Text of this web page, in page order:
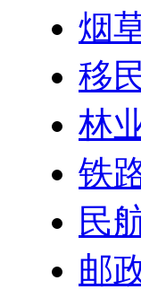
烟
移
林
铁
民
邮